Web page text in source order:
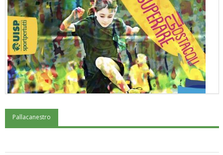
"Superare gli ostacoli": la relazione di Tiziano Pesce al CN Uisp
Pallacanestro